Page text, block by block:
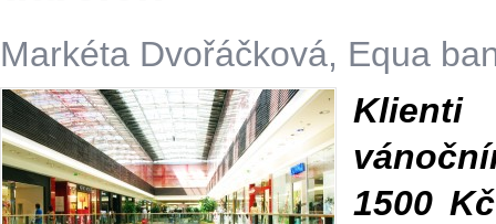
Markéta Dvořáčková, Equa
Klienti
1500